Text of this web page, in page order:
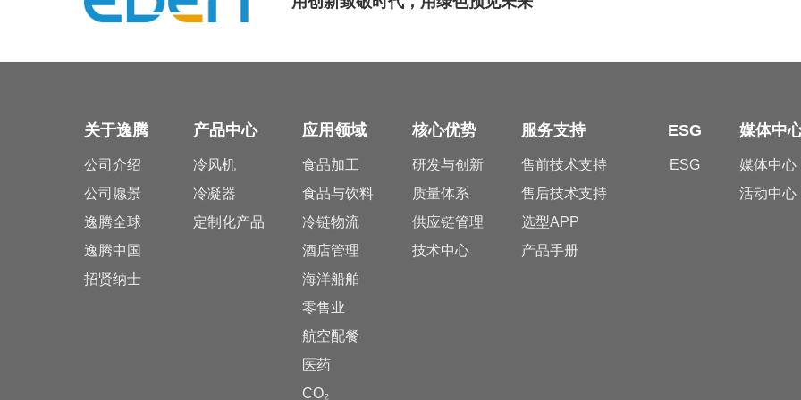
关于逸腾
公司介绍
公司愿景
逸腾全球
逸腾中国
招贤纳士
产品中心
冷风机
冷凝器
定制化产品
应用领域
食品加工
食品与饮料
冷链物流
酒店管理
海洋船舶
零售业
航空配餐
医药
CO₂
核心优势
研发与创新
质量体系
供应链管理
技术中心
服务支持
售前技术支持
售后技术支持
选型APP
产品手册
ESG
ESG
媒体中
媒体中心
活动中心